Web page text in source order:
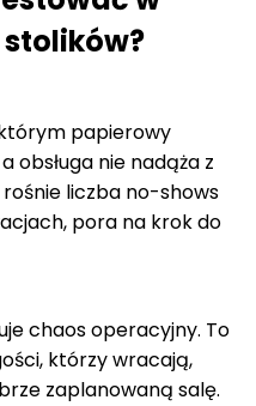
papierowy
obsługa nie nadąża z
liczba no-shows
pora na krok do
chaos operacyjny. To
którzy wracają,
zaplanowaną salę.